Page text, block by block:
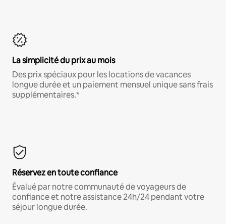
La simplicité du prix au mois
Des prix spéciaux pour les locations de vacances
longue durée et un paiement mensuel unique sans frais
supplémentaires.*
Réservez en toute confiance
Évalué par notre communauté de voyageurs de
confiance et notre assistance 24h/24 pendant votre
séjour longue durée.